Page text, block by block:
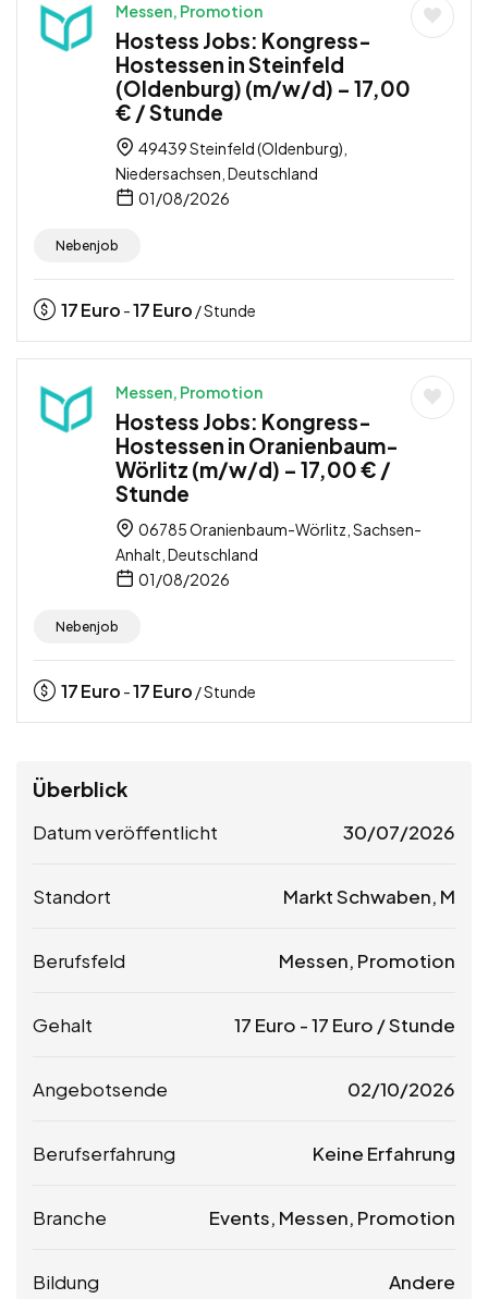
Messen, Promotion
Hostess Jobs: Kongress-
Hostessen in Steinfeld
(Oldenburg) (m/w/d) – 17,00
€ / Stunde
49439 Steinfeld (Oldenburg),
Niedersachsen, Deutschland
01/08/2026
Nebenjob
17Euro -17Euro / Stunde
Messen, Promotion
Hostess Jobs: Kongress-
Hostessen in Oranienbaum-
Wörlitz (m/w/d) – 17,00 € /
Stunde
06785 Oranienbaum-Wörlitz, Sachsen-
Anhalt, Deutschland
01/08/2026
Nebenjob
17Euro -17Euro / Stunde
Überblick
Datum veröffentlicht 30/07/2026
Standort Markt Schwaben, M
Berufsfeld Messen, Promotion
Gehalt 17 Euro -17 Euro / Stunde
Angebotsende 02/10/2026
Berufserfahrung Keine Erfahrung
Branche Events, Messen, Promotion
Bildung Andere